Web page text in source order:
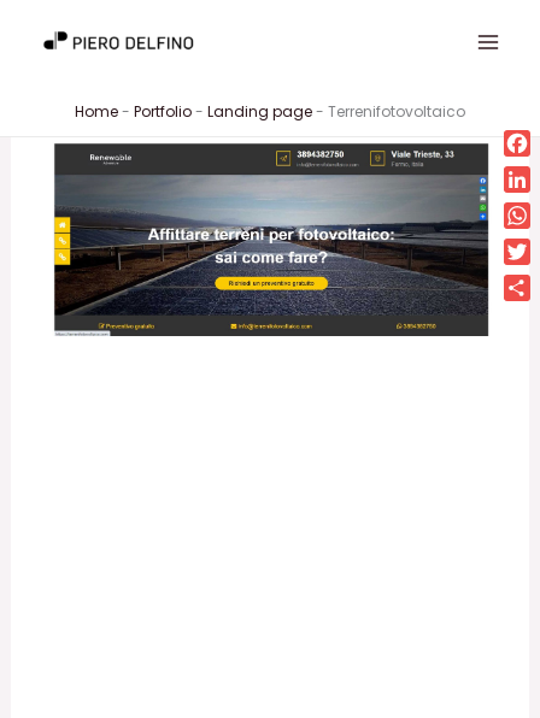
Home- Portfolio- Landing page- Terrenifotovoltaico